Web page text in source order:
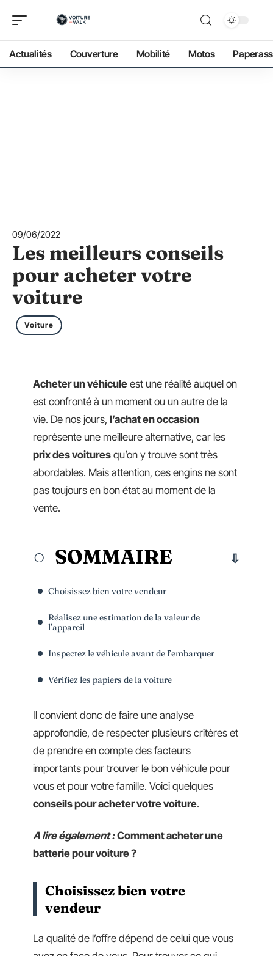
Actualités Couverture Mobilité Motos
09/06/2022
Les meilleurs conseils
pour acheter votre
voiture
Voiture
Acheter un véhicule est une réalité auquel on
est confronté à un moment ou un autre de la
vie. De nos jours, l’achat en occasion
représente une meilleure alternative, car les
prix des voitures qu’on y trouve sont très
abordables. Mais attention, ces engins ne sont
pas toujours en bon état au moment de la
vente.
SOMMAIRE
Choisissez bien votre vendeur
Réalisez une estimation de la valeur de
l’appareil
Inspectez le véhicule avant de l’embarquer
Vérifiez les papiers de la voiture
Il convient donc de faire une analyse
approfondie, de respecter plusieurs critères et
de prendre en compte des facteurs
importants pour trouver le bon véhicule pour
vous et pour votre famille. Voici quelques
conseils pour acheter votre voiture.
A lire également : Comment acheter une
batterie pour voiture ?
Choisissez bien votre
vendeur
La qualité de l’offre dépend de celui que vous